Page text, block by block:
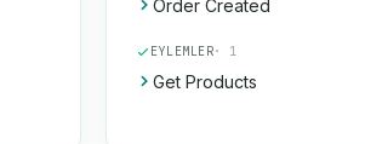
Order Created
EYLEMLER· 1
Get Products